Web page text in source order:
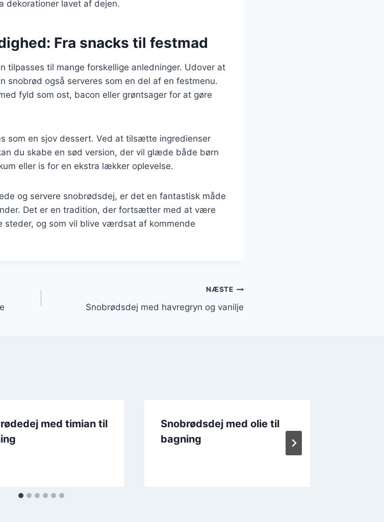
dekorationer lavet af dejen.
Fra snacks til festmad
tilpasses til mange forskellige anledninger. Udover at
snobrød også serveres som en del af en festmenu.
fyld som ost, bacon eller grøntsager for at gøre
som en sjov dessert. Ved at tilsætte ingredienser
du skabe en sød version, der vil glæde både børn
eller is for en ekstra lækker oplevelse.
og servere snobrødsdej, er det en fantastisk måde
Det er en tradition, der fortsætter med at være
steder, og som vil blive værdsat af kommende
NÆSTE
Snobrødsdej med havregryn og vanilje
med timian til
Snobrødsdej med olie til
bagning